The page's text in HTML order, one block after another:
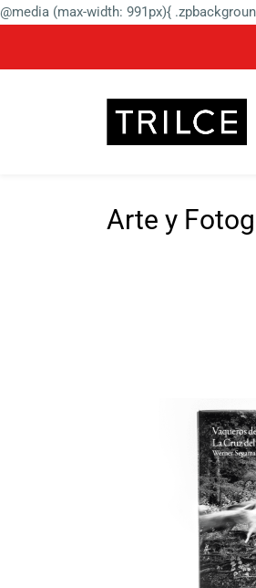
@media (max-width: 991px){
Arte y